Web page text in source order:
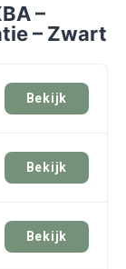
–
– Zwart
Bekijk
Bekijk
Bekijk